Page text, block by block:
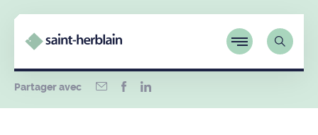
Partager avec